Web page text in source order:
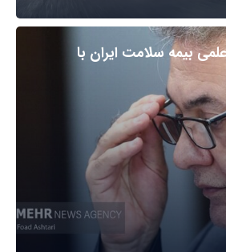
بیمه سلامت ایران با